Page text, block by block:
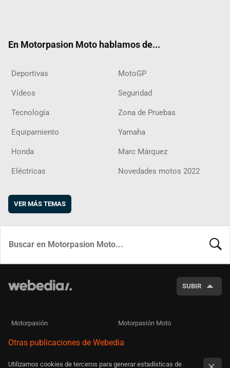
En Motorpasion Moto hablamos de...
Deportivas MotoGP
Vídeos Seguridad
Tecnología Zona de Pruebas
Equipamiento Yamaha
Honda Marc Márquez
Eléctricas Novedades motos 2022
VER MÁS TEMAS
SUBIR
Motorpasión Motorpasión Moto
Otras publicaciones de Webedia
Utilizamos cookies de terceros para generar estadísticas de